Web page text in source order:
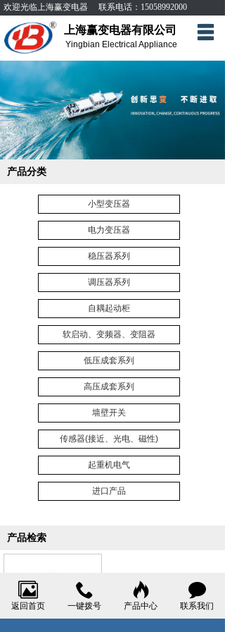
欢迎光临上海赢变电器 联系电话：15058992000
上海赢变电器有限公司
Yingbian Electrical Appliance
公司简介
产品世界
技术服务
新闻动态
联系我们
产品分类
小型变压器
电力变压器
稳压器系列
调压器系列
自耦起动柜
软启动、变频器、变阻器
低压成套系列
高压成套系列
墙壁开关
传感器(接近、光电、磁性)
起重机电气
进口产品
产品检索
返回首页 一键拨号 产品中心 联系我们